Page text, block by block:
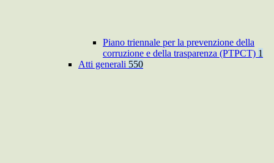
Piano triennale per la prevenzione della
corruzione e della trasparenza (PTPCT) 1
Atti generali 550